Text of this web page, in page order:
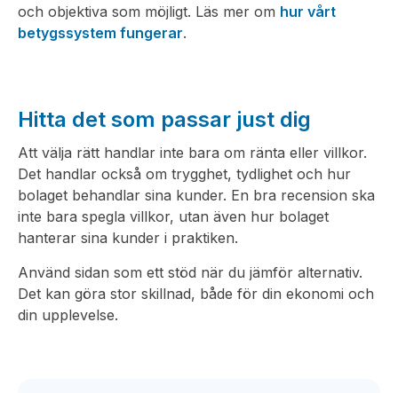
och objektiva som möjligt. Läs mer om hur vårt
betygssystem fungerar.
Hitta det som passar just dig
Att välja rätt handlar inte bara om ränta eller villkor.
Det handlar också om trygghet, tydlighet och hur
bolaget behandlar sina kunder. En bra recension ska
inte bara spegla villkor, utan även hur bolaget
hanterar sina kunder i praktiken.
Använd sidan som ett stöd när du jämför alternativ.
Det kan göra stor skillnad, både för din ekonomi och
din upplevelse.